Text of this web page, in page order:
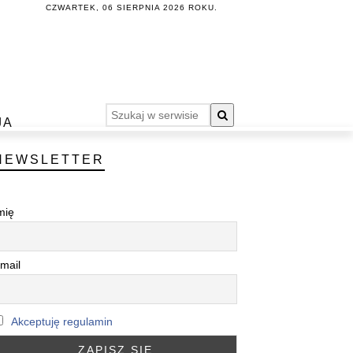
CZWARTEK, 06 SIERPNIA 2026 ROKU.
Akceptuję regulamin